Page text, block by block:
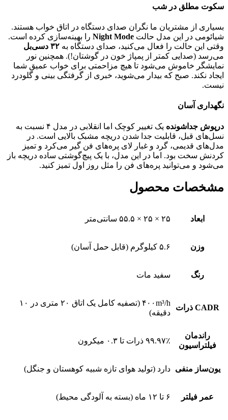
سکوت مطلق در شب
بسیاری از مشتریان ما نگران صدای دستگاه در اتاق خواب هستند.
شیائومی در این مدل حالت Night Mode را بهینه‌سازی کرده است.
وقتی این حالت را فعال می‌کنید، صدای دستگاه به ۳۲ دسی‌بل
می‌رسد (صدایی کمتر از پمپاژ خون در گوشتان!). همچنین نور
نمایشگر خاموش می‌شود تا هیچ مزاحمتی برای خواب عمیق شما
ایجاد نکند. صبح که بیدار می‌شوید، خبری از گرفتگی بینی و گلودرد
نیست.
نگهداری آسان
درپوش جداشونده
یک تغییر کوچک اما انقلابی در مدل ۴ نسبت به
نسل‌های قبل، قابلیت جدا شدن دریچه مشبک بالایی است. در
مدل‌های قدیمی، گرد و غبار لای پره‌های فن گیر می‌کرد و تمیز
کردنش سخت بود. اما در این مدل، با یک پیچ‌گوشتی ساده دریچه باز
می‌شود و می‌توانید پره‌های فن را مثل روز اول تمیز کنید.
مشخصات محصول
ابعاد ۲۵ × ۲۵ × ۵۵.۵ سانتی‌متر
وزن ۵.۶ کیلوگرم (قابل حمل آسان)
رنگ سفید مات
CADR ذرات
۴۰۰m³/h (تصفیه کامل یک اتاق ۲۰ متری در ۱۰
دقیقه)
راندمان
فیلتراسیون
۹۹.۹۷٪ ذرات تا ۰.۳ میکرون
یون‌ساز منفی دارد (تولید هوای تازه شبیه کوهستان و جنگل)
عمر فیلتر ۶ تا ۱۲ ماه (بسته به آلودگی محیط)